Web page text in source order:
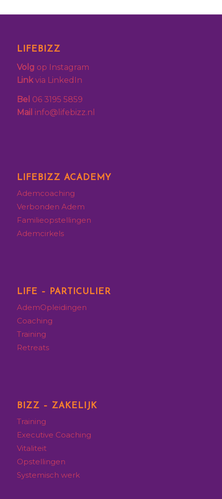
LIFEBIZZ
Volg op Instagram
Linkvia LinkedIn
Bel 06 3195 5859
Mail info@lifebizz.nl
LIFEBIZZ ACADEMY
Ademcoaching
Verbonden Adem
Familieopstellingen
Ademcirkels
LIFE – PARTICULIER
AdemOpleidingen
Coaching
Training
Retreats
BIZZ – ZAKELIJK
Training
Executive Coaching
Vitaliteit
Opstellingen
Systemisch werk